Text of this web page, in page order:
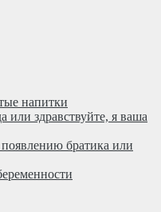
напитки
или здравствуйте, я ваша
братика или